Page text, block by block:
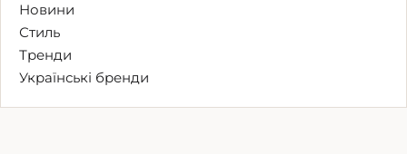
Новини
Стиль
Тренди
Українські бренди